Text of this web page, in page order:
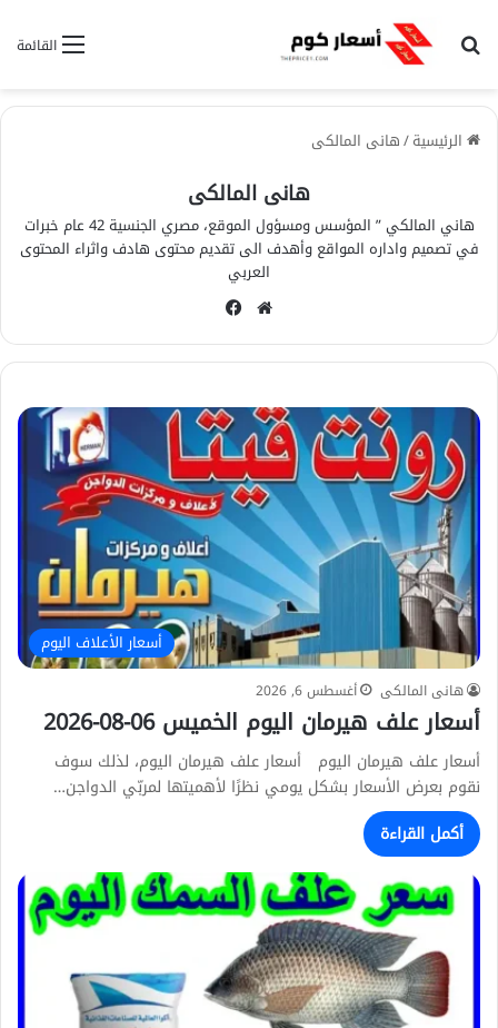
القائمة بحث عن
الرئيسية/هانى المالكى
هانى المالكى
هاني المالكي ” المؤسس ومسؤول الموقع، مصري الجنسية 42 عام خبرات
في تصميم واداره المواقع وأهدف الى تقديم محتوى هادف واثراء المحتوى
العربي
مو
الوي وك
أسعار الأعلاف اليوم
هانى المالكى أغسطس 6, 2026
أسعار علف هيرمان اليوم الخميس 06-08-2026
أسعار علف هيرمان اليوم أسعار علف هيرمان اليوم، لذلك سوف
نقوم بعرض الأسعار بشكل يومي نظرًا لأهميتها لمربّي الدواجن…
أكمل القراءة